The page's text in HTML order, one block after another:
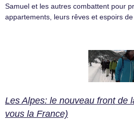
Samuel et les autres combattent pour
appartements, leurs rêves et espoirs de
Les Alpes: le nouveau front de
vous la France)